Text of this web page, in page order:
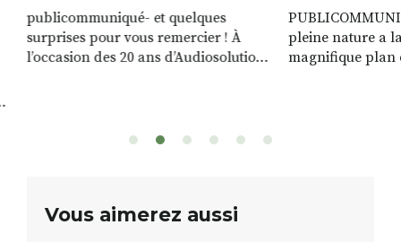
publicommuniqué- et quelques
surprises pour vous remercier ! À
l’occasion des 20 ans d’Audiosolution,
sont à gagner, sélectionnés auprès
12h à […]
pleine nature a
magnifique plan
Vous aimerez aussi